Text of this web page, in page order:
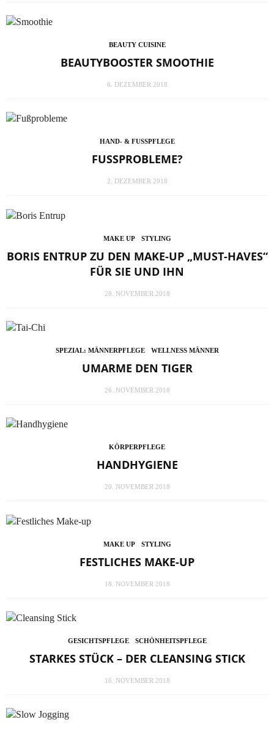
BEAUTY CUISINE
BEAUTYBOOSTER SMOOTHIE
6. DEZEMBER 2018
HAND- & FUSSPFLEGE
FUSSPROBLEME?
2. DEZEMBER 2018
MAKE UP STYLING
BORIS ENTRUP ZU DEN MAKE-UP „MUST-HAVES“
FÜR SIE UND IHN
28. NOVEMBER 2018
SPEZIAL: MÄNNERPFLEGE WELLNESS MÄNNER
UMARME DEN TIGER
26. NOVEMBER 2018
KÖRPERPFLEGE
HANDHYGIENE
20. NOVEMBER 2018
MAKE UP STYLING
FESTLICHES MAKE-UP
18. NOVEMBER 2018
GESICHTSPFLEGE SCHÖNHEITSPFLEGE
STARKES STÜCK – DER CLEANSING STICK
16. NOVEMBER 2018